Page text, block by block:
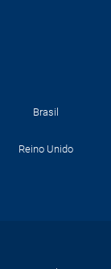
Brasil
Reino Unido